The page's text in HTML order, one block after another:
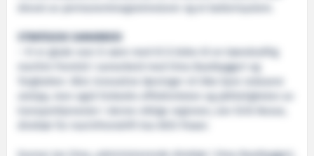
drevet av permanentmagnetmotorer og et batterisystem.
STRATEGISK SAMARBEID
– Vi er glade over å være med til å bidra til en bærekraftig
maritim fremtid i samarbeid med Oma Baatbyggeri og
Torghatten. Våre innovative løsninger vil ikke bare redusere
utslipp, men også forbedre effektiviteten og påliteligheten av
transporttjenester i denne viktige regionen, sier Eirik Nesse,